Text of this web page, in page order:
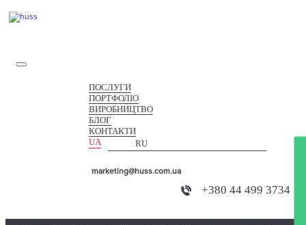
ПОСЛУГИ
ПОРТФОЛІО
ВИРОБНИЦТВО
БЛОГ
КОНТАКТИ
UA
RU
+380 44 499 3734
marketing@huss.com.ua